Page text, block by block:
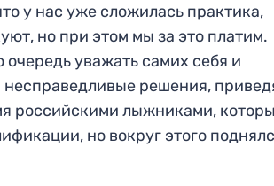
у нас уже сложилась практика,
но при этом мы за это платим.
уважать самих себя и
несправедливые решения,
российскими лыжниками,
но вокруг этого